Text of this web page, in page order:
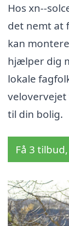
Hos xn--
det nemt at
kan
hjælper dig
lokale
velovervejet
til din bolig.
Få 3